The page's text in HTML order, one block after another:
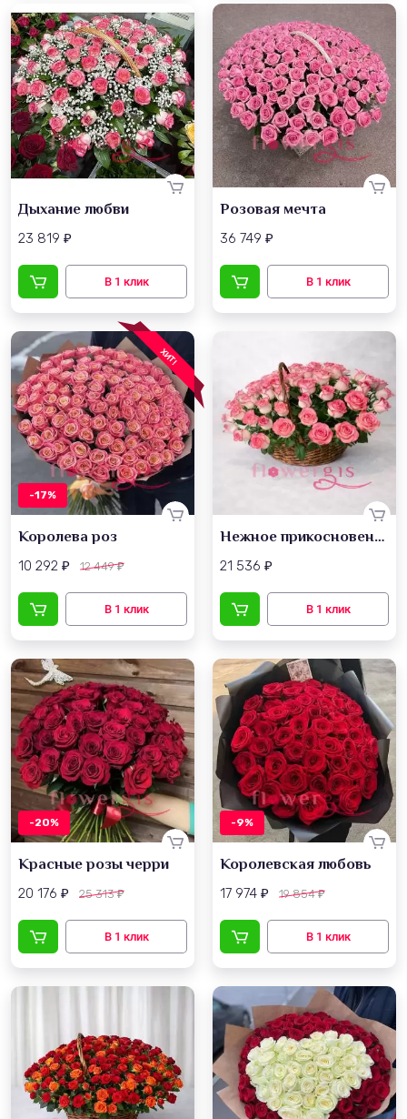
Дыхание любви
23 819 ₽
Розовая мечта
36 749 ₽
ХИТ!
-17%
Королева роз
10 292 ₽ 12 449₽
Нежное прикосновение
21 536 ₽
-20%
Красные розы черри
20 176 ₽ 25 313₽
-9%
Королевская любовь
17 974 ₽ 19 854₽